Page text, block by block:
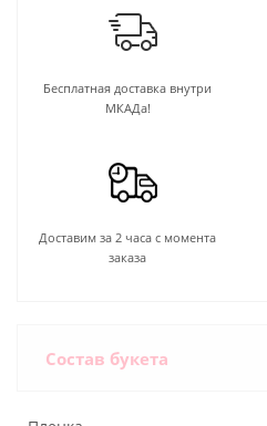
Бесплатная доставка внутри
МКАДа!
Доставим за 2 часа с момента
заказа
Состав букета